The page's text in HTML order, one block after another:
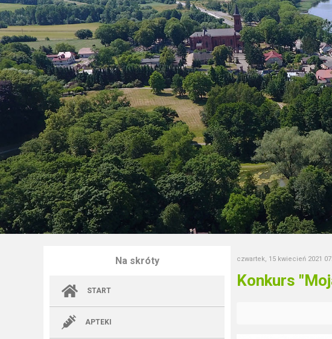
Na skróty
START
APTEKI
czwartek, 15 kwiecień 2021
Konkurs